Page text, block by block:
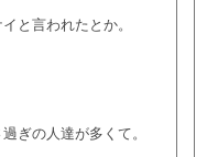
と言われたとか。
ぎの人達が多くて。